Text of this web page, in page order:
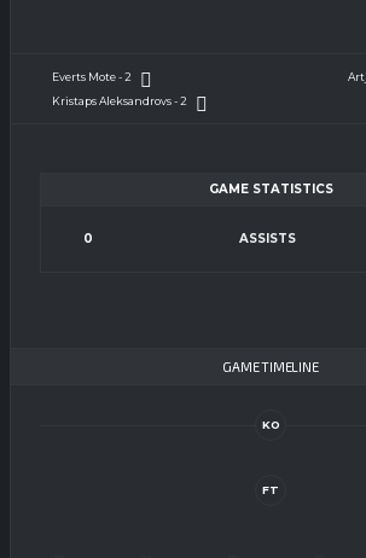
Everts Mote - 2
Kristaps Aleksandrovs - 2
GAME STATISTICS
0 ASSISTS
GAME TIMELINE
KO
FT